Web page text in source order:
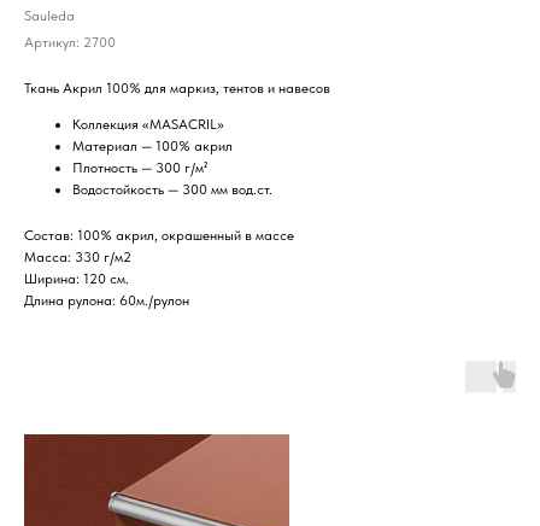
Sauleda
Артикул: 2700
Ткань Акрил 100% для маркиз, тентов и навесов
Коллекция «MASACRIL»
Материал — 100% акрил
Плотность — 300 г/м²
Водостойкость — 300 мм вод.ст.
Состав: 100% акрил, окрашенный в массе
Масса: 330 г/м2
Ширина: 120 см.
Длина рулона: 60м./рулон